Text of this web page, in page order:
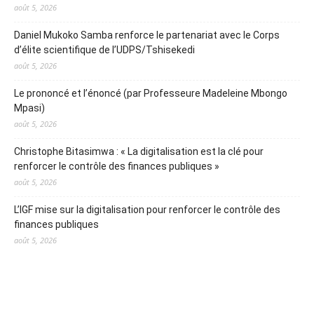
août 5, 2026
Daniel Mukoko Samba renforce le partenariat avec le Corps
d’élite scientifique de l’UDPS/Tshisekedi
août 5, 2026
Le prononcé et l’énoncé (par Professeure Madeleine Mbongo
Mpasi)
août 5, 2026
Christophe Bitasimwa : « La digitalisation est la clé pour
renforcer le contrôle des finances publiques »
août 5, 2026
L’IGF mise sur la digitalisation pour renforcer le contrôle des
finances publiques
août 5, 2026